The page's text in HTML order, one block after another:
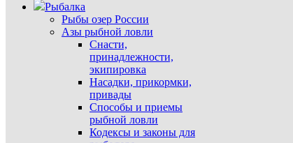
Рыбалка
Рыбы озер России
Азы рыбной ловли
Снасти,
принадлежности,
экипировка
Насадки, прикормки,
привады
Способы и приемы
рыбной ловли
Кодексы и законы для